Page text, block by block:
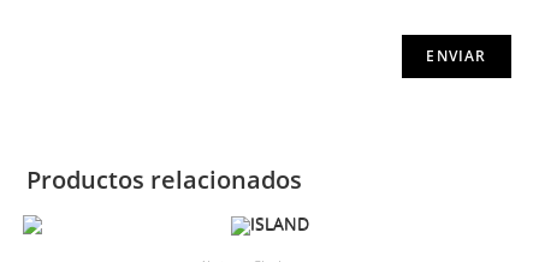
Productos relacionados